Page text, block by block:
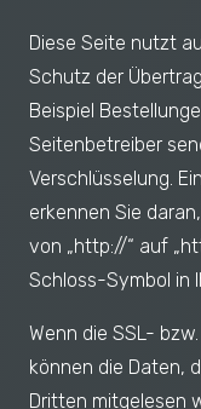
Diese Seite nutzt
Schutz der
Beispiel
Seitenbetreiber
Verschlüsselung.
erkennen Sie
von „http://“ auf
Schloss-Symbol in
Wenn die SSL-
können die Daten,
Dritten mitgelesen